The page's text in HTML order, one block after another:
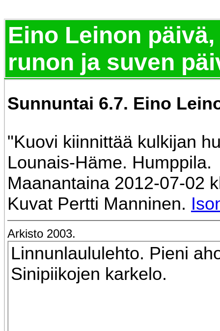
Eino Leinon päivä,
runon ja suven
Sunnuntai 6.7. Eino
"Kuovi kiinnittää kulkijan
Lounais-Häme. Humppila.
Maanantaina 2012-07-02
Kuvat Pertti Manninen.
Arkisto 2003.
Linnunlaululehto. Pieni
Sinipiikojen karkelo.